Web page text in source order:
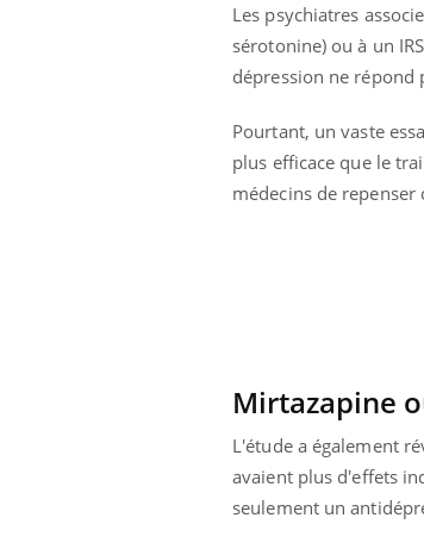
Les psychiatres
sérotonine) ou à un
dépression ne répond
Pourtant, un vaste
plus efficace que le
médecins de repenser
Mirtazapine
L'étude a également
avaient plus d'effets
seulement un
de protéines
finalement être